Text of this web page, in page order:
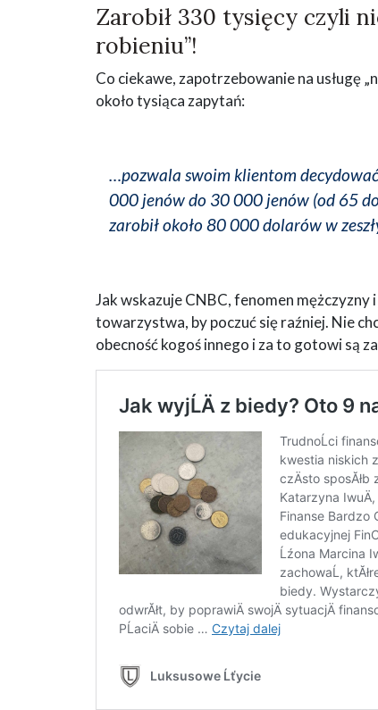
Zarobił 330 tysięcy czyli
robieniu”!
Co ciekawe, zapotrzebowanie na usługę
około tysiąca zapytań:
…pozwala swoim klientom
000 jenów do 30 000 jenów (od 65
zarobił około 80 000 dolarów w
Jak wskazuje CNBC, fenomen
towarzystwa, by poczuć się raźniej. Nie
obecność kogoś innego i za to gotowi są